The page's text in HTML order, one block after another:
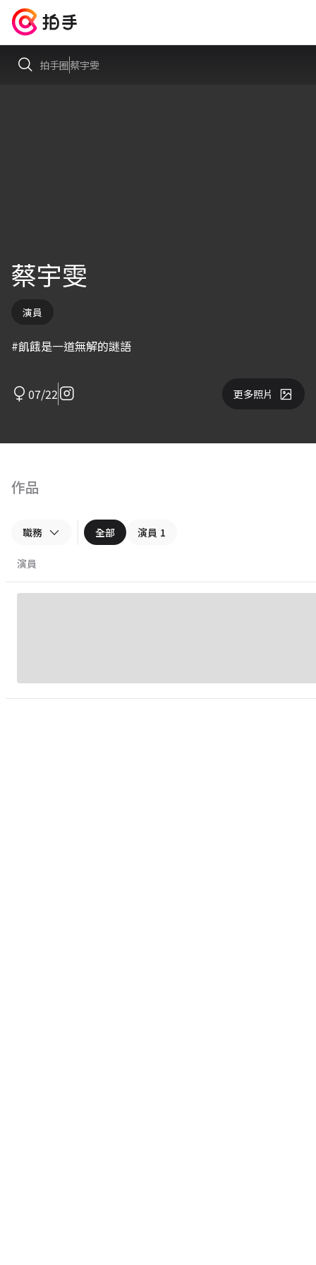
拍手圈蔡宇雯
蔡宇雯
演員
#飢餓是一道無解的謎語
07/22 更多照片
作品
職務 全部 演員 1
演員